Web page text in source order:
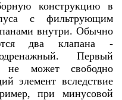
конструкцию в
с фильтрующим
внутри. Обычно
два клапана -
Первый
не может свободно
элемент вследствие
при минусовой